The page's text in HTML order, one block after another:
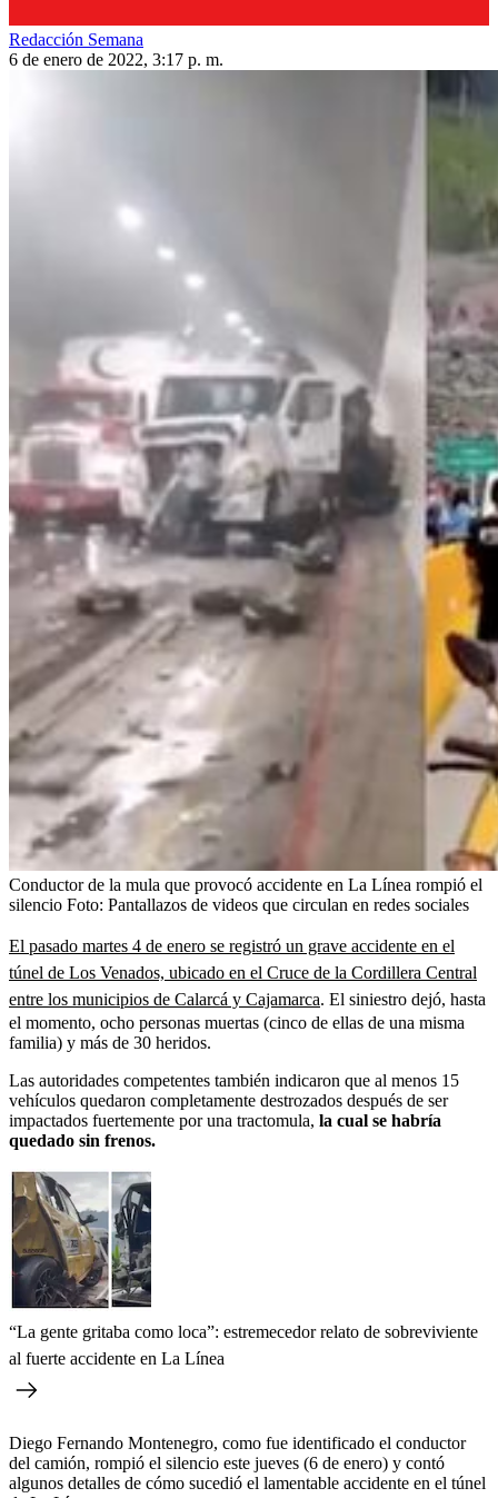
Redacción Semana
6 de enero de 2022, 3:17 p. m.
Conductor de la mula que provocó accidente en La Línea rompió el
silencio Foto: Pantallazos de videos que circulan en redes sociales
El pasado martes 4 de enero se registró un grave accidente en el
túnel de Los Venados, ubicado en el Cruce de la Cordillera Central
entre los municipios de Calarcá y Cajamarca. El siniestro dejó, hasta
el momento, ocho personas muertas (cinco de ellas de una misma
familia) y más de 30 heridos.
Las autoridades competentes también indicaron que al menos 15
vehículos quedaron completamente destrozados después de ser
impactados fuertemente por una tractomula, la cual se habría
quedado sin frenos.
“La gente gritaba como loca”: estremecedor relato de sobreviviente
al fuerte accidente en La Línea
Diego Fernando Montenegro, como fue identificado el conductor
del camión, rompió el silencio este jueves (6 de enero) y contó
algunos detalles de cómo sucedió el lamentable accidente en el túnel